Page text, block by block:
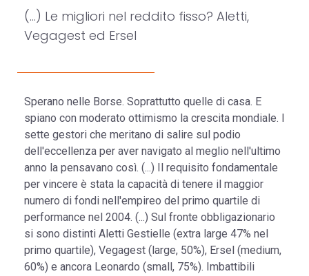
(...) Le migliori nel reddito fisso? Aletti,
Vegagest ed Ersel
Sperano nelle Borse. Soprattutto quelle di casa. E
spiano con moderato ottimismo la crescita mondiale. I
sette gestori che meritano di salire sul podio
dell'eccellenza per aver navigato al meglio nell'ultimo
anno la pensavano così. (...) Il requisito fondamentale
per vincere è stata la capacità di tenere il maggior
numero di fondi nell'empireo del primo quartile di
performance nel 2004. (...) Sul fronte obbligazionario
si sono distinti Aletti Gestielle (extra large 47% nel
primo quartile), Vegagest (large, 50%), Ersel (medium,
60%) e ancora Leonardo (small, 75%). Imbattibili